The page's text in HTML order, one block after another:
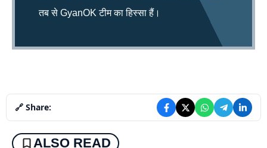
तब से GyanOK टीम का हिस्सा हैं।
🔗 Share:
ALSO READ